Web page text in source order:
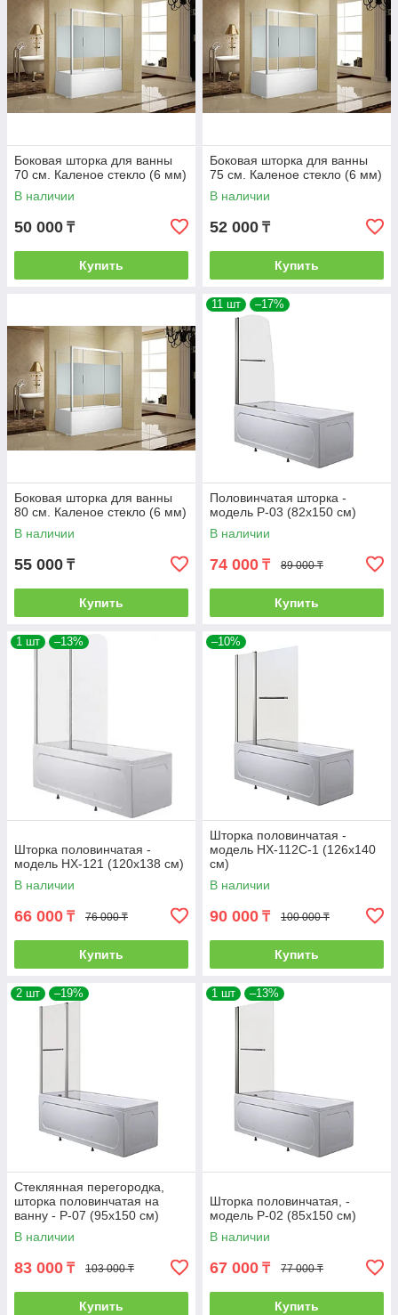
Боковая шторка для ванны
70 см. Каленое стекло (6 мм)
В наличии
50 000 ₸
Купить
Боковая шторка для ванны
75 см. Каленое стекло (6 мм)
В наличии
52 000 ₸
Купить
Боковая шторка для ванны
80 см. Каленое стекло (6 мм)
В наличии
55 000 ₸
Купить
11 шт –17%
Половинчатая шторка -
модель Р-03 (82х150 см)
В наличии
74 000 ₸ 89 000 ₸
Купить
1 шт –13%
Шторка половинчатая -
модель НХ-121 (120х138 см)
В наличии
66 000 ₸ 76 000 ₸
Купить
–10%
Шторка половинчатая -
модель HX-112C-1 (126х140
см)
В наличии
90 000 ₸ 100 000 ₸
Купить
2 шт –19%
Стеклянная перегородка,
шторка половинчатая на
ванну - Р-07 (95х150 см)
В наличии
83 000 ₸ 103 000 ₸
Купить
1 шт –13%
Шторка половинчатая, -
модель Р-02 (85х150 см)
В наличии
67 000 ₸ 77 000 ₸
Купить